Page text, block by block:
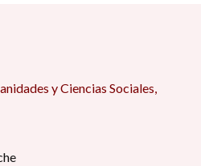
y Ciencias Sociales,